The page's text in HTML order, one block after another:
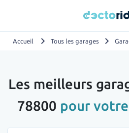
Accueil chevron_right Tous les garages chevron_right
Les meilleurs
78800 pour